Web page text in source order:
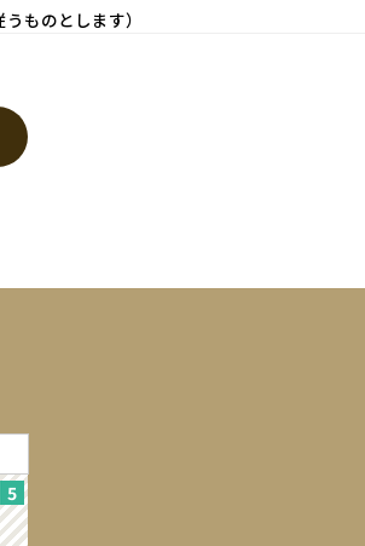
ものとします）
録されますが、当社は、当社の個人情報保護方針
す。個人情報は、お問い合せについての返信・連
人が特定できない範囲で集計する場合がありま